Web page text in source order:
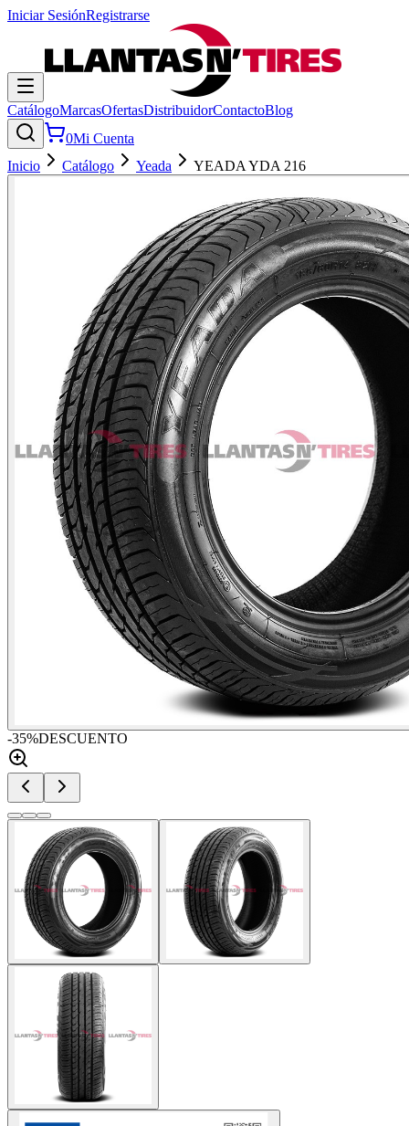
Iniciar SesiónRegistrarse
CatálogoMarcasOfertasDistribuidorContactoBlog
0Mi Cuenta
Inicio
Catálogo Yeada YEADA YDA 216
-35%DESCUENTO